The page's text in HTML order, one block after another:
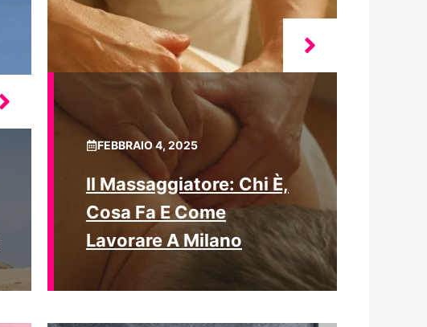
FEBBRAIO 4, 2025
Il Massaggiatore: Chi È,
Cosa Fa E Come
Lavorare A Milano